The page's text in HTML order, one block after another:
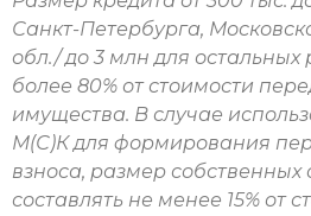
Санкт-Петербурга,
обл./ до 3 млн для остальных
более 80% от стоимости
имущества. В случае
М(С)К для формирования
взноса, размер собственных
составлять не менее 15% от